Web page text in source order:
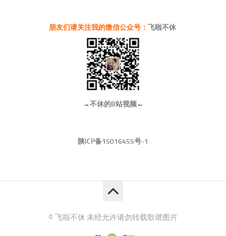
朋友们请关注我的微信公众号： 飞啦不休
→不休的B站视频←
陕ICP备15016455号-1
© 飞啦不休 未经允许请勿转载歌谱图片